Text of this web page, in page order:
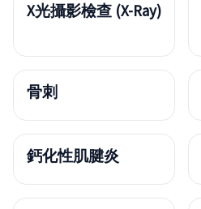
X光攝影檢查 (X-Ray)
骨刺
鈣化性肌腱炎